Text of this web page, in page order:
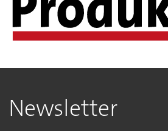
Newsletter